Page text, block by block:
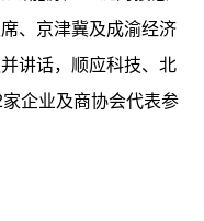
、京津冀及成渝经济
讲话，顺应科技、北
企业及商协会代表参